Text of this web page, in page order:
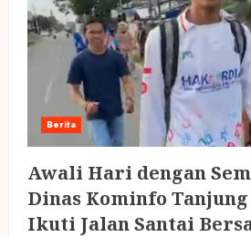
Berita
Awali Hari dengan
Dinas Kominfo
Ikuti Jalan Santai